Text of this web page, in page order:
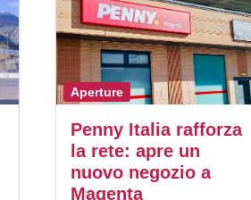
Aperture
Penny Italia rafforza
la rete: apre un
nuovo negozio a
Magenta